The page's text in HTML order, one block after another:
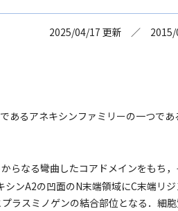
2025/04/17 更新
あるアネキシンファミリーの一つであ
らなる彎曲したコアドメインをもち
ンA2の凹面のN末端領域にC末端リ
プラスミノゲンの結合部位となる．細